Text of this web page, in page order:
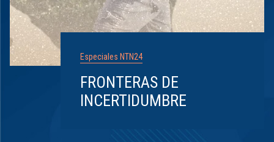
Especiales NTN24
FRONTERAS DE
INCERTIDUMBRE